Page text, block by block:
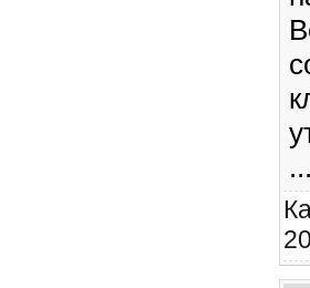
...